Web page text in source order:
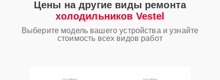
Цены на другие виды ремонта
холодильников Vestel
Выберите модель вашего устройства и узнайте
стоимость всех видов работ